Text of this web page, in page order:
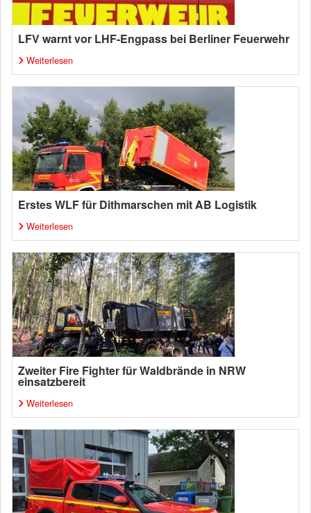
LFV warnt vor LHF-Engpass bei Berliner Feuerwehr
Weiterlesen
Erstes WLF für Dithmarschen mit AB Logistik
Weiterlesen
Zweiter Fire Fighter für Waldbrände in NRW
einsatzbereit
Weiterlesen